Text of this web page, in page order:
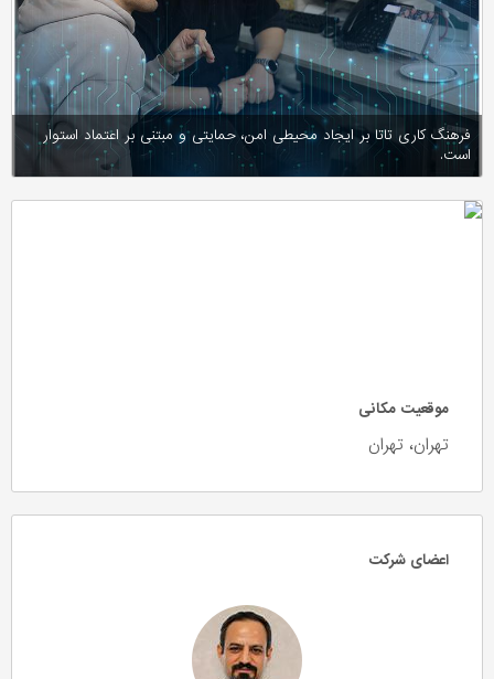
فرهنگ کاری تاتا بر ایجاد محیطی امن، حمایتی و مبتنی بر اعتماد استوار
است.
موقعیت مکانی
تهران، تهران
اعضای شرکت